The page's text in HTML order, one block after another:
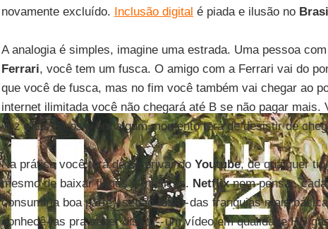
novamente excluído. Inclusão digital é piada e ilusão no
A analogia é simples, imagine uma estrada. Uma pessoa
Ferrari, você tem um fusca. O amigo com a Ferrari vai do
que você de fusca, mas no fim você também vai chegar ao
internet ilimitada você não chegará até B se não pagar mais.
vez mais caros e em algum momento terá de desistir de
Na prática você terá de se privar do Youtube, de qualquer
mesmo de baixar filmes e músicas. Netflixnem pensar,
consumiria boa parte -- senão toda -- das franquias mais
conhecê-las pra saber disso) -- um vídeo em qualidade HD